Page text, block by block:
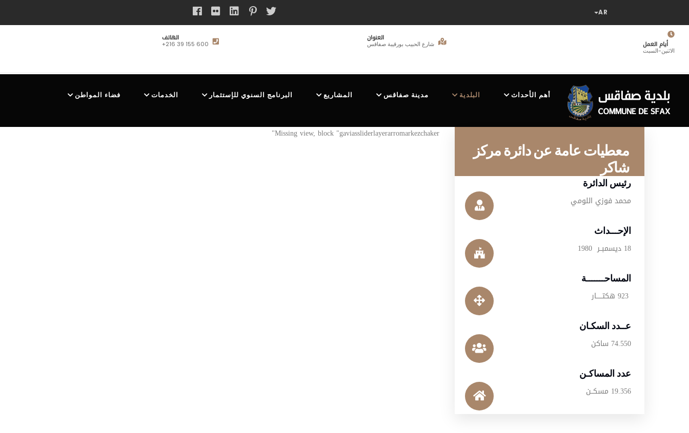
المحتوى
الرئيسيأيام العمل
الاثنين-السبت
العنوان
شارع الحبيب بورقيبة صفاقس
الهاتف
+216 39 155 600
NAVIGATION
أهم الأحداث البلدية مدينة صفاقس المشاريع البرنامج السنوي للإستثمار الخدمات فضاء المواطن
معطيات عامة عن دائرة مركز
شاكر
رئيس الدائرة
محمد فوزي اللومي
الإحـــداث
18 ديسمبــر 1980
المساحـــــــة
عــدد السكـان
74.550 ساكن
عدد المساكـن
19.356 مسكــن
Missing view, block "gaviassliderlayerarromarkezchaker"